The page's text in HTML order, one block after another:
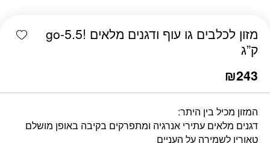
מזון לכלבים גו עוף ודגנים מלאים !go-5.5
ק”ג
₪243
המזון מכיל בין היתר:
דגנים מלאים עתירי אנרגיה ומתפרקים בקיבה באופן מושלם
טאורין לשמירה על העניים